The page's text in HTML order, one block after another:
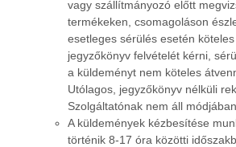
vagy szállítmányozó előtt
termékeken, csomagoláson
esetleges sérülés esetén köteles
jegyzőkönyv felvételét kérni,
a küldeményt nem köteles
Utólagos, jegyzőkönyv nélküli
Szolgáltatónak nem áll
A küldemények kézbesítése
történik 8-17 óra közötti